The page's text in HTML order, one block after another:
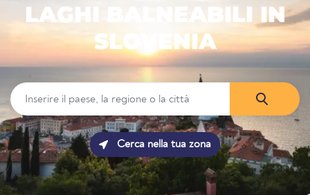
LAGHI BALNEABILI IN
SLOVENIA
Cerca nella tua zona